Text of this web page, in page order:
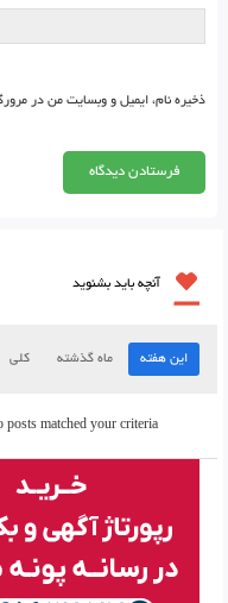
ذخیره نام، ایمیل و وبسایت من در
آنچه باید بشنوید
این هفته ماه گذشته کلی
posts matched your criteria.